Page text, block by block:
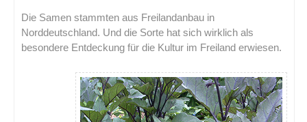
Die Samen stammten aus Freilandanbau in
Norddeutschland. Und die Sorte hat sich wirklich als
besondere Entdeckung für die Kultur im Freiland erwiesen.